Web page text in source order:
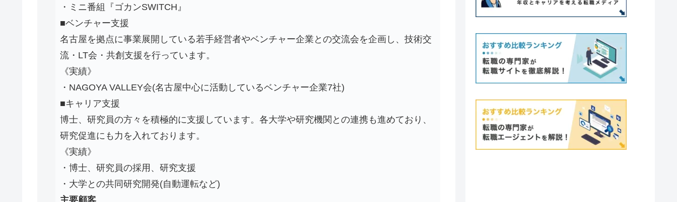
・ミニ番組『ゴカンSWITCH』
■ベンチャー支援
名古屋を拠点に事業展開している若手経営者やベンチャー企業との交流会を企画し、技術交
流・LT会・共創支援を行っています。
《実績》
・NAGOYA VALLEY会(名古屋中心に活動しているベンチャー企業7社)
■キャリア支援
博士、研究員の方々を積極的に支援しています。各大学や研究機関との連携も進めており、
研究促進にも力を入れております。
《実績》
・博士、研究員の採用、研究支援
・大学との共同研究開発(自動運転など)
主要顧客